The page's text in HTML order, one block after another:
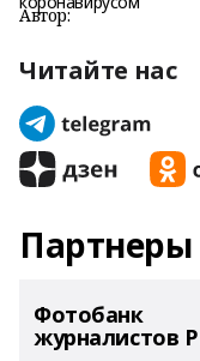
Автор:
Читайте нас
Партнеры
Фотобанк
журналистов